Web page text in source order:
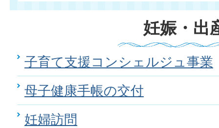
妊娠・出
子育て支援コンシェルジュ事業
母子健康手帳の交付
妊婦訪問